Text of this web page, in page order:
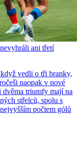
ani třetí
vedli o tři branky,
naopak v nové
dvěma triumfy mají na
střelců, spolu s
počtem gólů